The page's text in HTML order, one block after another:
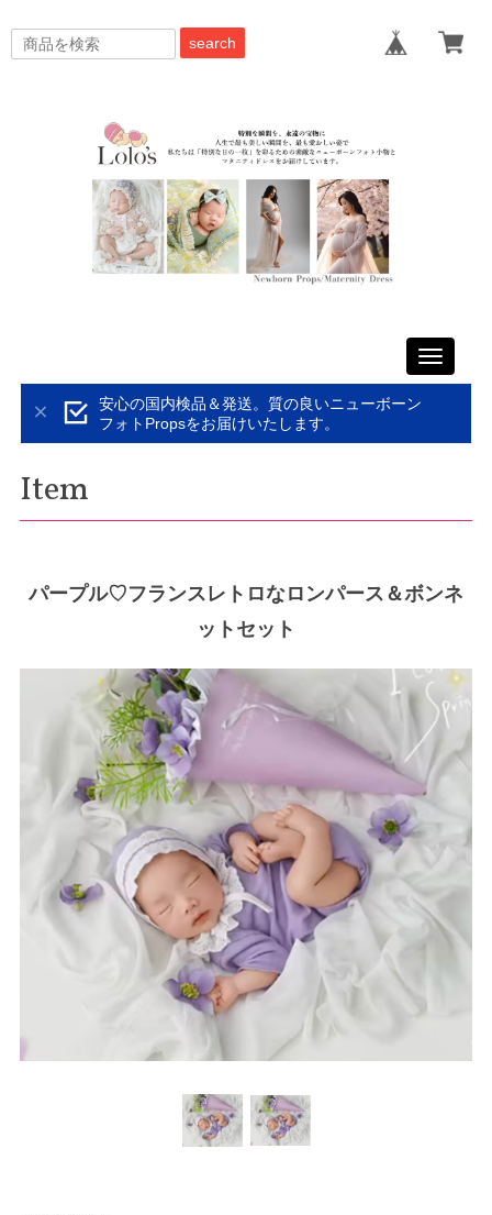
search
Toggle
安心の国内検品＆発送。質の良いニューボーン
フォトPropsをお届けいたします。
Item
パープル♡フランスレトロなロンパース＆ボンネ
ットセット